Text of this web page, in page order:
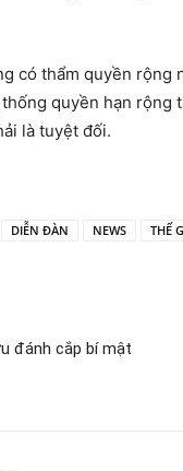
có thẩm quyền rộng
quyền hạn rộng
là tuyệt đối.
DIỄN ĐÀN NEWS THẾ
đánh cắp bí mật